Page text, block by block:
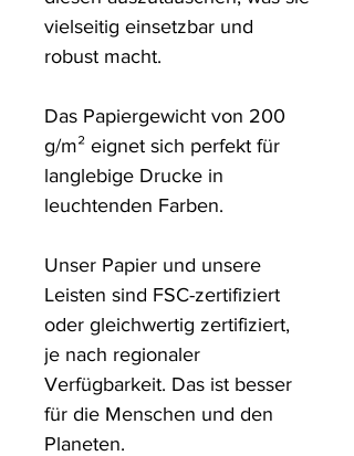
vielseitig einsetzbar und
robust macht.
Das Papiergewicht von 200
g/m² eignet sich perfekt für
langlebige Drucke in
leuchtenden Farben.
Unser Papier und unsere
Leisten sind FSC-zertifiziert
oder gleichwertig zertifiziert,
je nach regionaler
Verfügbarkeit. Das ist besser
für die Menschen und den
Planeten.